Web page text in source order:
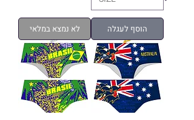
לא נמצא במלאי הוסף לעגלה